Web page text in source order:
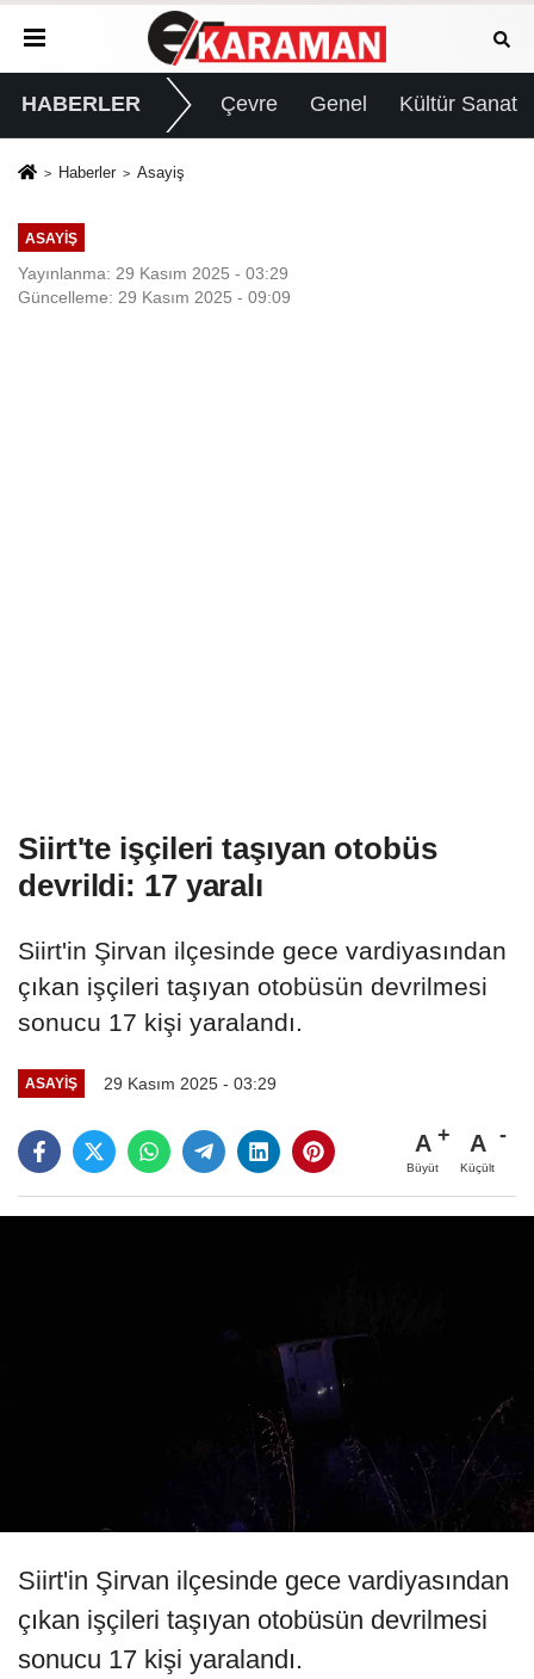
HABERLER Çevre Genel Kültür Sanat
Haberler Asayiş
ASAYIŞ
Yayınlanma: 29 Kasım 2025 - 03:29
Güncelleme: 29 Kasım 2025 - 09:09
Siirt'te işçileri taşıyan otobüs
devrildi: 17 yaralı
Siirt'in Şirvan ilçesinde gece vardiyasından
çıkan işçileri taşıyan otobüsün devrilmesi
sonucu 17 kişi yaralandı.
ASAYIŞ 29 Kasım 2025 - 03:29
A
Büyüt
A
Küçült
Siirt'in Şirvan ilçesinde gece vardiyasından
çıkan işçileri taşıyan otobüsün devrilmesi
sonucu 17 kişi yaralandı.